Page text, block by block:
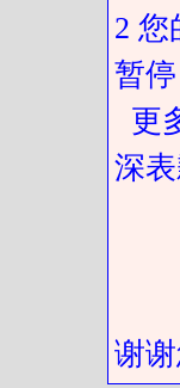
2 您
暂停
更
深
谢